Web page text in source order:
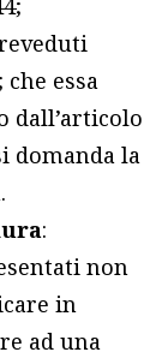
essa
dall’articolo
domanda la
:
non
in
ad una